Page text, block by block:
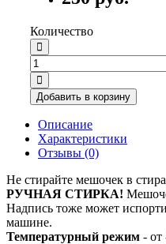
Количество
Добавить в корзину
Описание
Характеристики
Отзывы (0)
Не стирайте мешочек в
РУЧНАЯ СТИРКА!
Надпись тоже может
машине.
Температурный режим - от